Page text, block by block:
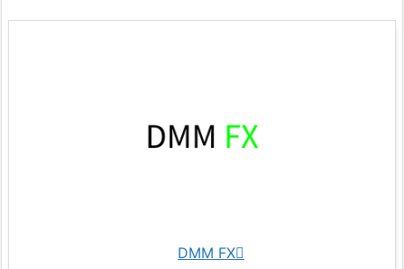
DMM FX